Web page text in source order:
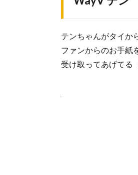
テンちゃんがタイか
ファンからのお手紙
受け取ってあげてる